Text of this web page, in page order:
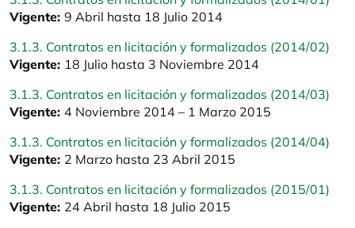
Vigente: 9 Abril hasta 18 Julio 2014
3.1.3. Contratos en licitación y formalizados (2014/02)
Vigente: 18 Julio hasta 3 Noviembre 2014
3.1.3. Contratos en licitación y formalizados (2014/03)
Vigente: 4 Noviembre 2014 – 1 Marzo 2015
3.1.3. Contratos en licitación y formalizados (2014/04)
Vigente: 2 Marzo hasta 23 Abril 2015
3.1.3. Contratos en licitación y formalizados (2015/01)
Vigente: 24 Abril hasta 18 Julio 2015